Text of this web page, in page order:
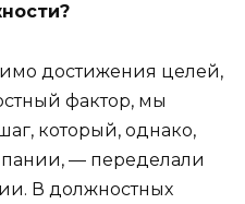
достижения целей,
фактор, мы
который, однако,
— переделали
В должностных